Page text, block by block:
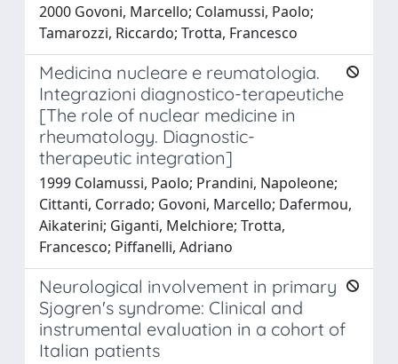
2000 Govoni, Marcello; Colamussi, Paolo;
Tamarozzi, Riccardo; Trotta, Francesco
Medicina nucleare e reumatologia.
Integrazioni diagnostico-terapeutiche
[The role of nuclear medicine in
rheumatology. Diagnostic-
therapeutic integration]
1999 Colamussi, Paolo; Prandini, Napoleone;
Cittanti, Corrado; Govoni, Marcello; Dafermou,
Aikaterini; Giganti, Melchiore; Trotta,
Francesco; Piffanelli, Adriano
Neurological involvement in primary
Sjogren's syndrome: Clinical and
instrumental evaluation in a cohort of
Italian patients